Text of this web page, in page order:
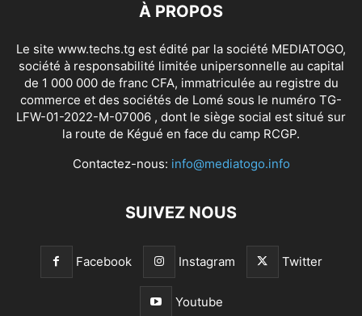
À PROPOS
Le site www.techs.tg est édité par la société MEDIATOGO,
société à responsabilité limitée unipersonnelle au capital
de 1 000 000 de franc CFA, immatriculée au registre du
commerce et des sociétés de Lomé sous le numéro TG-
LFW-01-2022-M-07006 , dont le siège social est situé sur
la route de Kégué en face du camp RCGP.
Contactez-nous: info@mediatogo.info
SUIVEZ NOUS
Facebook Instagram Twitter
Youtube